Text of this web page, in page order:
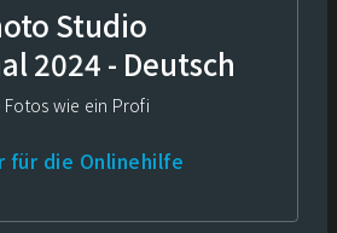
Studio
2024 - Deutsch
Fotos wie ein Profi
für die Onlinehilfe